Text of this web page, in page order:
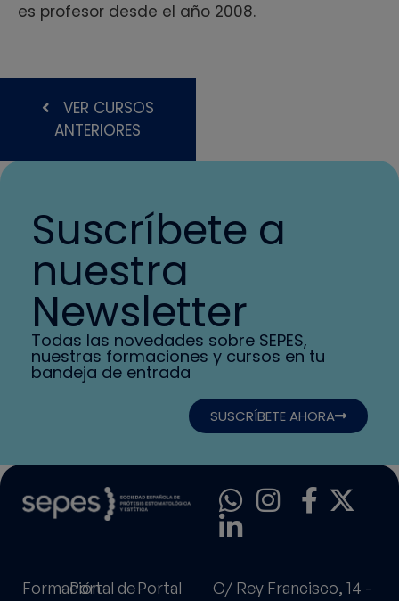
es profesor desde el año 2008.
VER CURSOS
ANTERIORES
Suscríbete a
nuestra
Newsletter
Todas las novedades sobre SEPES,
nuestras formaciones y cursos en tu
bandeja de entrada
SUSCRÍBETE AHORA
FormaciónPortal dePortal
C/ Rey Francisco, 14 -